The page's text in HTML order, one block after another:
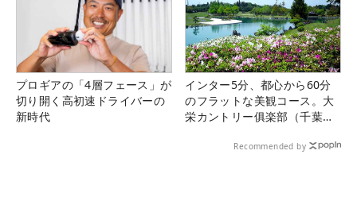
プロギアの「4層フェース」が
切り開く高初速ドライバーの
新時代
インター5分、都心から60分
のフラットな美観コース。大
栄カントリー俱楽部（千葉
Recommended by